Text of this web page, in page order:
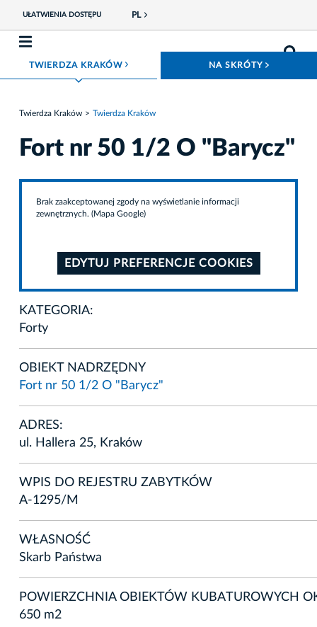
UŁATWIENIA DOSTĘPU PL
TWIERDZA KRAKÓWROZWIŃ MENU NA SKRÓTY
Twierdza Kraków Twierdza Kraków
Fort nr 50 1/2 O "Barycz"
Brak zaakceptowanej zgody na wyświetlanie informacji
zewnętrznych. (Mapa Google)
EDYTUJ PREFERENCJE COOKIES
KATEGORIA:
Forty
OBIEKT NADRZĘDNY
Fort nr 50 1/2 O "Barycz"
ADRES:
ul. Hallera 25, Kraków
WPIS DO REJESTRU ZABYTKÓW
A-1295/M
WŁASNOŚĆ
Skarb Państwa
POWIERZCHNIA OBIEKTÓW KUBATUROWYCH
650 m2